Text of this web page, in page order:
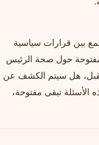
بين قرارات سياسية
حول صحة الرئيس
هل سيتم الكشف عن
الأسئلة تبقى مفتوحة،